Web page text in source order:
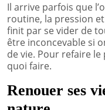
Il arrive parfois que
routine, la pression
finit par se vider de
être inconcevable si
de vie. Pour refaire
quoi faire.
Renouer ses